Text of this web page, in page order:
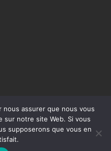
propos Mentions légales
assurer que nous vous
sur notre site Web. Si vous
supposerons que vous en